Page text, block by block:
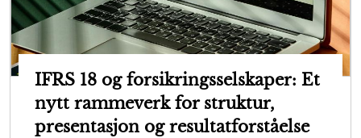
IFRS 18 og forsikringsselskaper: Et
nytt rammeverk for struktur,
presentasjon og resultatforståelse